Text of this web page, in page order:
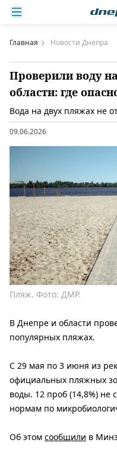
Главная Новости Днепра
Проверили воду
области: где
Вода на двух пляжах не
09.06.2026
Пляж. Фото: ДМР.
В Днепре и области
популярных пляжах.
С 29 мая по 3 июня из
официальных пляжных
воды. 12 проб (14,8%) не
нормам по
Об этом сообщили в